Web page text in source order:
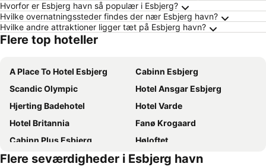
Hvorfor er Esbjerg havn så populær i Esbjerg?
Hvilke overnatningssteder findes der nær Esbjerg havn?
Hvilke andre attraktioner ligger tæt på Esbjerg havn?
Flere top hoteller
A Place To Hotel Esbjerg
Cabinn Esbjerg
Scandic Olympic
Hotel Ansgar Esbjerg
Hjerting Badehotel
Hotel Varde
Hotel Britannia
Fanø Krogaard
Cabinn Plus Esbjerg
Høloftet
Hotel Fanø
Billum Kro
Flere seværdigheder i Esbjerg havn